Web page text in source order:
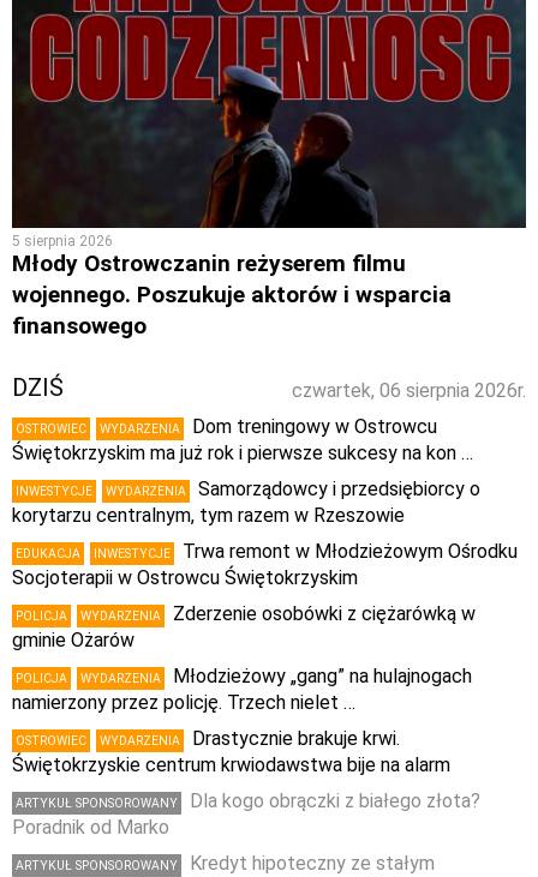
5 sierpnia 2026
Młody Ostrowczanin reżyserem filmu
wojennego. Poszukuje aktorów i wsparcia
finansowego
czwartek, 06 sierpnia 2026r.
DZIŚ
OSTROWIEC WYDARZENIA
Dom treningowy w Ostrowcu
Świętokrzyskim ma już rok i pierwsze sukcesy na kon …
INWESTYCJE WYDARZENIA
Samorządowcy i przedsiębiorcy o
korytarzu centralnym, tym razem w Rzeszowie
EDUKACJA INWESTYCJE
Trwa remont w Młodzieżowym Ośrodku
Socjoterapii w Ostrowcu Świętokrzyskim
POLICJA WYDARZENIA
Zderzenie osobówki z ciężarówką w
gminie Ożarów
POLICJA WYDARZENIA
Młodzieżowy „gang” na hulajnogach
namierzony przez policję. Trzech nielet …
OSTROWIEC WYDARZENIA
Drastycznie brakuje krwi.
Świętokrzyskie centrum krwiodawstwa bije na alarm
ARTYKUŁ SPONSOROWANY
Dla kogo obrączki z białego złota?
Poradnik od Marko
ARTYKUŁ SPONSOROWANY
Kredyt hipoteczny ze stałym